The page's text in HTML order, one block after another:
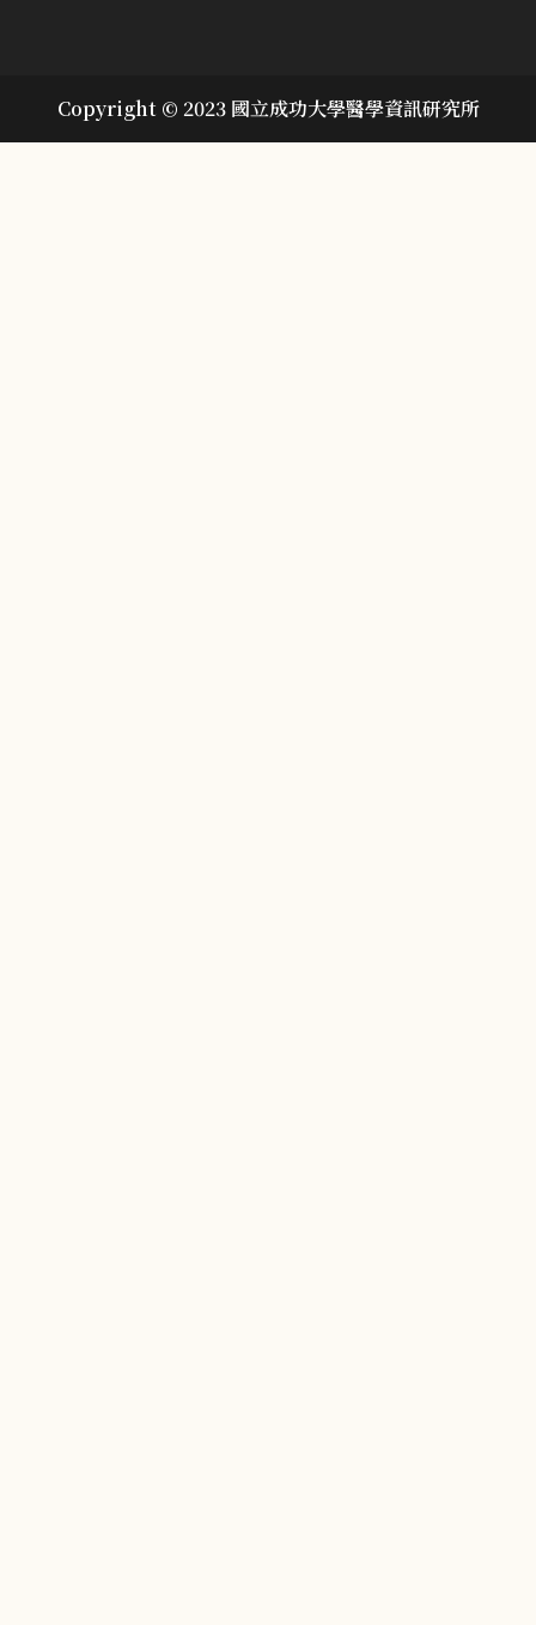
Copyright © 2023 國立成功大學醫學資訊研究所